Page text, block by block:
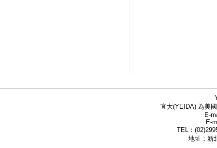
宜大(YEIDA) 為美
E-
E-
TEL：
地址：新